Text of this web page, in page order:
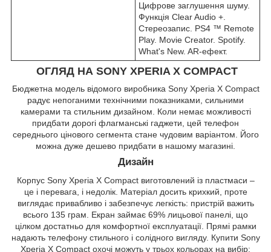
Цифрове заглушення шуму.
Функція Clear Audio +.
Стереозапис. PS4 ™ Remote
Play. Movie Creator. Spotify.
What's New. AR-ефект.
ОГЛЯД НА SONY XPERIA X COMPACT
Бюджетна модель відомого виробника Sony Xperia X Compact
радує непоганими технічними показниками, сильними
камерами та стильним дизайном. Коли немає можливості
придбати дорогі флагманські гаджети, цей телефон
середнього цінового сегмента стане чудовим варіантом. Його
можна дуже дешево придбати в нашому магазині.
Дизайн
Корпус Sony Xperia X Compact виготовлений із пластмаси –
це і перевага, і недолік. Матеріал досить крихкий, проте
виглядає привабливо і забезпечує легкість: пристрій важить
всього 135 грам. Екран займає 69% лицьової панелі, що
цілком достатньо для комфортної експлуатації. Прямі рамки
надають телефону стильного і солідного вигляду. Купити Sony
Xperia X Compact охочі можуть у трьох кольорах на вибір: